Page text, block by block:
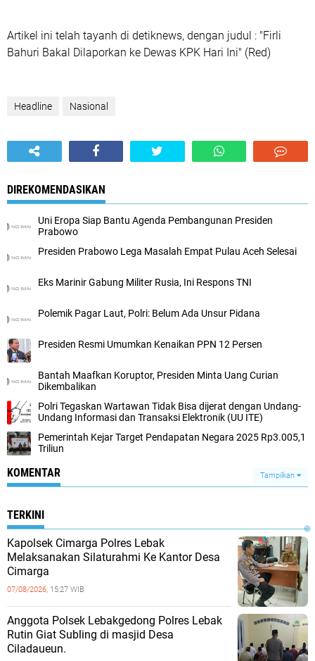
Artikel ini telah tayanh di detiknews, dengan judul : "Firli
Bahuri Bakal Dilaporkan ke Dewas KPK Hari Ini" (Red)
Headline Nasional
DIREKOMENDASIKAN
Uni Eropa Siap Bantu Agenda Pembangunan Presiden
Prabowo
Presiden Prabowo Lega Masalah Empat Pulau Aceh Selesai
Eks Marinir Gabung Militer Rusia, Ini Respons TNI
Polemik Pagar Laut, Polri: Belum Ada Unsur Pidana
Presiden Resmi Umumkan Kenaikan PPN 12 Persen
Bantah Maafkan Koruptor, Presiden Minta Uang Curian
Dikembalikan
Polri Tegaskan Wartawan Tidak Bisa dijerat dengan Undang-
Undang Informasi dan Transaksi Elektronik (UU ITE)
Pemerintah Kejar Target Pendapatan Negara 2025 Rp3.005,1
Triliun
KOMENTAR Tampilkan
TERKINI
Kapolsek Cimarga Polres Lebak
Melaksanakan Silaturahmi Ke Kantor Desa
Cimarga
07/08/2026, 15:27 WIB
Anggota Polsek Lebakgedong Polres Lebak
Rutin Giat Subling di masjid Desa
Ciladaueun.